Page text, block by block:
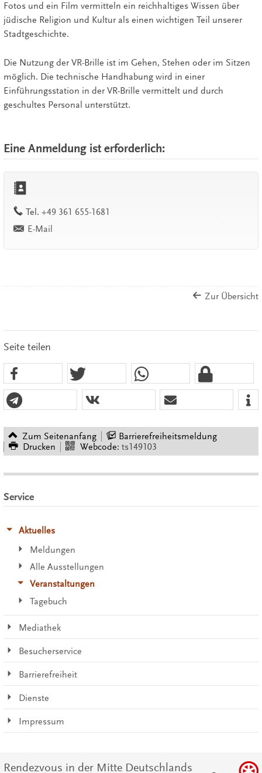
Fotos und ein Film vermitteln ein reichhaltiges Wissen über
jüdische Religion und Kultur als einen wichtigen Teil unserer
Stadtgeschichte.
Die Nutzung der VR-Brille ist im Gehen, Stehen oder im Sitzen
möglich. Die technische Handhabung wird in einer
Einführungsstation in der VR-Brille vermittelt und durch
geschultes Personal unterstützt.
Eine Anmeldung ist erforderlich:
work
Tel.+49 361 655-1681
E-Mail
Zur Übersicht
Seite teilen
Zum Seitenanfang
Barrierefreiheitsmeldung
Drucken
Webcode: ts149103
Service
Aktuelles
Meldungen
Alle Ausstellungen
Veranstaltungen
Tagebuch
Mediathek
Besucherservice
Barrierefreiheit
Dienste
Impressum
Rendezvous in der Mitte Deutschlands